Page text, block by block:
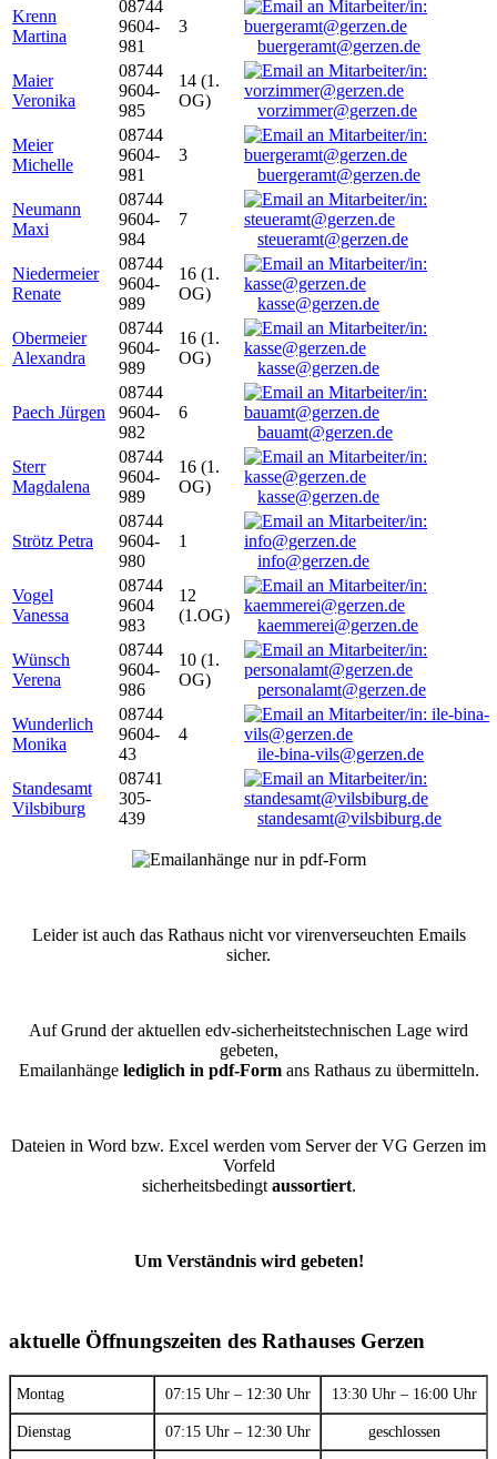
Krenn
Martina
08744
9604-
981
3
buergeramt@gerzen.de
Maier
Veronika
08744
9604-
985
14 (1.
OG)
vorzimmer@gerzen.de
Meier
Michelle
08744
9604-
981
3
buergeramt@gerzen.de
Neumann
Maxi
08744
9604-
984
7
steueramt@gerzen.de
Niedermeier
Renate
08744
9604-
989
16 (1.
OG)
kasse@gerzen.de
Obermeier
Alexandra
08744
9604-
989
16 (1.
OG)
kasse@gerzen.de
Paech Jürgen
08744
9604-
982
6
bauamt@gerzen.de
Sterr
Magdalena
08744
9604-
989
16 (1.
OG)
kasse@gerzen.de
Strötz Petra
08744
9604-
980
1
info@gerzen.de
Vogel
Vanessa
08744
9604
983
12
(1.OG)
kaemmerei@gerzen.de
Wünsch
Verena
08744
9604-
986
10 (1.
OG)
personalamt@gerzen.de
Wunderlich
Monika
08744
9604-
43
4
ile-bina-vils@gerzen.de
Standesamt
Vilsbiburg
08741
305-
439
standesamt@vilsbiburg.de
Leider ist auch das Rathaus nicht vor virenverseuchten Emails
sicher.
Auf Grund der aktuellen edv-sicherheitstechnischen Lage wird
gebeten,
Emailanhänge lediglich in pdf-Formans Rathaus zu übermitteln.
Dateien in Word bzw. Excel werden vom Server der VG Gerzen im
Vorfeld
sicherheitsbedingt aussortiert.
Um Verständnis wird gebeten!
aktuelle Öffnungszeiten des Rathauses Gerzen
Montag 07:15 Uhr – 12:30 Uhr 13:30 Uhr – 16:00 Uhr
Dienstag 07:15 Uhr – 12:30 Uhr geschlossen